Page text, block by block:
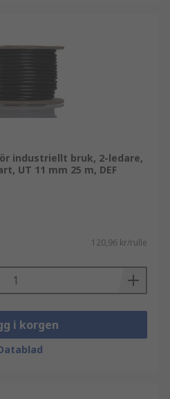
industriellt bruk, 2-ledare,
UT 11 mm 25 m, DEF
120,96 kr/rulle
i korgen